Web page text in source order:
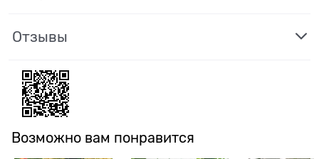
Отзывы
Возможно вам понравится